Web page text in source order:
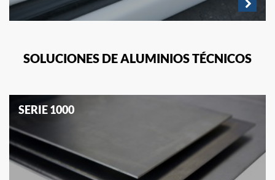
SOLUCIONES DE ALUMINIOS TÉCNICOS
SERIE 1000